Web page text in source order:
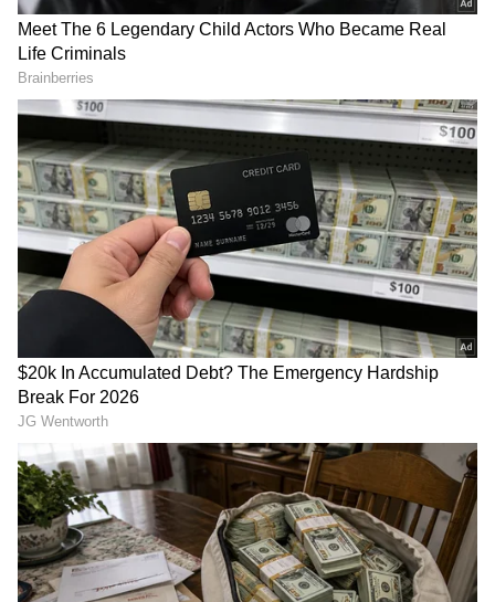
ಇದನ್ನೂ ಓದಿ:ಕನ್ನಡದ ಪ್ರಖ್ಯಾತ ನಟಿಯನ್ನು
ಮದುವೆಯಾಗುವ ಪ್ರಪೋಸಲ್‌ ಎಸ್‌ಎಂ ಕೃಷ್ಣಗೆ ಇತ್ತು,
DOWNLOAD APP
ಕರ್ನಾಟಕ, ಭಾರತ ( India News) ಮತ್ತು ಜಗತ್ತಿನ
ಕ್ಷಣಕ್ಷಣದ ಕನ್ನಡ ಸುದ್ದಿ (
Kannada News)
ಅಪ್ಡೇಟ್‌ಗಳಿಗಾಗಿ ಏಷ್ಯಾನೆಟ್ ಸುವರ್ಣ ನ್ಯೂಸ್‌ ಫಾಲೋ
ಮಾಡಿ. ಬ್ರೇಕಿಂಗ್ ಸುದ್ದಿ (
Latest Kannada News),
ವಿಶೇಷ ವರದಿಗಳು ಮತ್ತು ನೇರ ಪ್ರಸಾರಗಳೊಂದಿಗೆ
kannada news live) ಸಂಪೂರ್ಣ ಮಾಹಿತಿ ಒಂದೇ
ಕ್ಲಿಕ್‌ನಲ್ಲಿ ಲಭ್ಯ. ಏಷ್ಯಾನೆಟ್ ಸುವರ್ಣ ನ್ಯೂಸ್ ಅಧಿಕೃತ
ಆ್ಯಪ್ ಡೌನ್‌ಲೋಡ್ ಮಾಡಿ ಹಾಗು ಎಲ್ಲಾ ಅಪ್‌ಡೇಟ್
ಗಳನ್ನು ಪಡೆಯಿರಿ